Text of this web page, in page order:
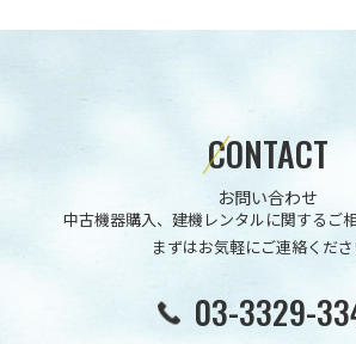
CONTACT
お問い合わせ
中古機器購入、建機レンタルに関するご
まずはお気軽にご連絡くださ
03-3329-